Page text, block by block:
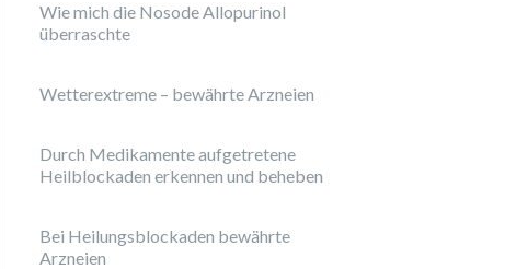
Wie mich die Nosode Allopurinol
überraschte
Wetterextreme – bewährte Arzneien
Durch Medikamente aufgetretene
Heilblockaden erkennen und beheben
Bei Heilungsblockaden bewährte
Arzneien